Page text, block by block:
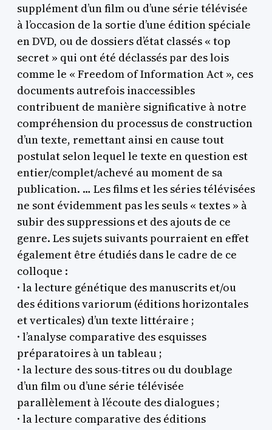
supplément d’un film ou d’une série télévisée
à l’occasion de la sortie d’une édition spéciale
en DVD, ou de dossiers d’état classés « top
secret » qui ont été déclassés par des lois
comme le « Freedom of Information Act », ces
documents autrefois inaccessibles
contribuent de manière significative à notre
compréhension du processus de construction
d’un texte, remettant ainsi en cause tout
postulat selon lequel le texte en question est
entier/complet/achevé au moment de sa
publication. … Les films et les séries télévisées
ne sont évidemment pas les seuls « textes » à
subir des suppressions et des ajouts de ce
genre. Les sujets suivants pourraient en effet
également être étudiés dans le cadre de ce
colloque :
· la lecture génétique des manuscrits et/ou
des éditions variorum (éditions horizontales
et verticales) d’un texte littéraire ;
· l’analyse comparative des esquisses
préparatoires à un tableau ;
· la lecture des sous-titres ou du doublage
d’un film ou d’une série télévisée
parallèlement à l’écoute des dialogues ;
· la lecture comparative des éditions